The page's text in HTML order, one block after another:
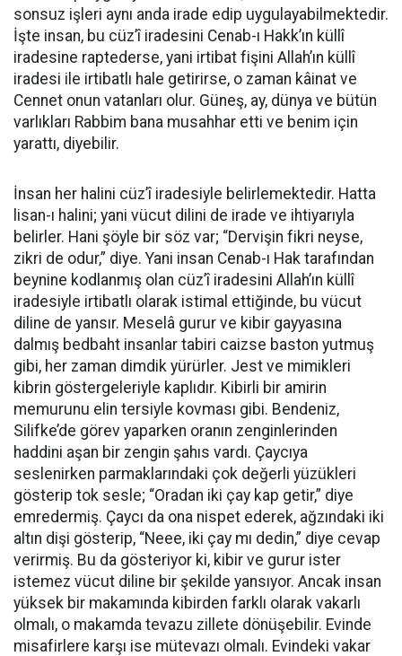
sonsuz işleri aynı anda irade edip uygulayabilmektedir.
İşte insan, bu cüz’î iradesini Cenab-ı Hakk’ın küllî
iradesine raptederse, yani irtibat fişini Allah’ın küllî
iradesi ile irtibatlı hale getirirse, o zaman kâinat ve
Cennet onun vatanları olur. Güneş, ay, dünya ve bütün
varlıkları Rabbim bana musahhar etti ve benim için
yarattı, diyebilir.
İnsan her halini cüz’î iradesiyle belirlemektedir. Hatta
lisan-ı halini; yani vücut dilini de irade ve ihtiyarıyla
belirler. Hani şöyle bir söz var; “Dervişin fikri neyse,
zikri de odur,” diye. Yani insan Cenab-ı Hak tarafından
beynine kodlanmış olan cüz’î iradesini Allah’ın küllî
iradesiyle irtibatlı olarak istimal ettiğinde, bu vücut
diline de yansır. Meselâ gurur ve kibir gayyasına
dalmış bedbaht insanlar tabiri caizse baston yutmuş
gibi, her zaman dimdik yürürler. Jest ve mimikleri
kibrin göstergeleriyle kaplıdır. Kibirli bir amirin
memurunu elin tersiyle kovması gibi. Bendeniz,
Silifke’de görev yaparken oranın zenginlerinden
haddini aşan bir zengin şahıs vardı. Çaycıya
seslenirken parmaklarındaki çok değerli yüzükleri
gösterip tok sesle; “Oradan iki çay kap getir,” diye
emredermiş. Çaycı da ona nispet ederek, ağzındaki iki
altın dişi gösterip, “Neee, iki çay mı dedin,” diye cevap
verirmiş. Bu da gösteriyor ki, kibir ve gurur ister
istemez vücut diline bir şekilde yansıyor. Ancak insan
yüksek bir makamında kibirden farklı olarak vakarlı
olmalı, o makamda tevazu zillete dönüşebilir. Evinde
misafirlere karşı ise mütevazı olmalı. Evindeki vakar